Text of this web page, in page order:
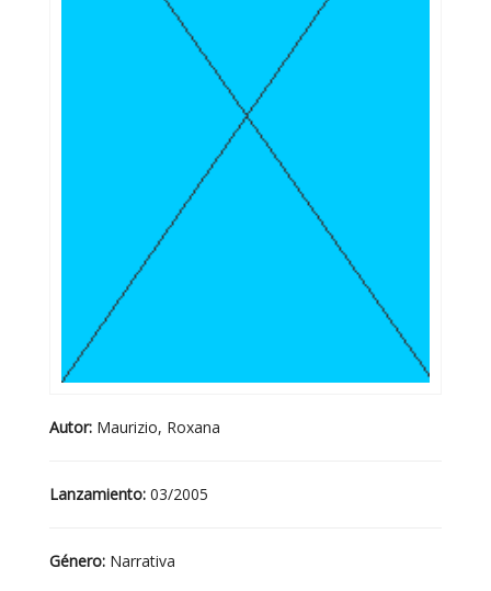
Autor: Maurizio, Roxana
Lanzamiento: 03/2005
Género: Narrativa